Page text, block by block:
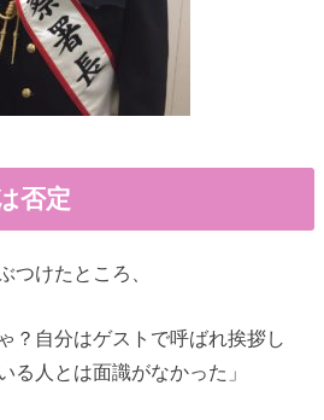
否定
つけたところ、
？自分はゲストで呼ばれ挨拶し
る人とは面識がなかった」